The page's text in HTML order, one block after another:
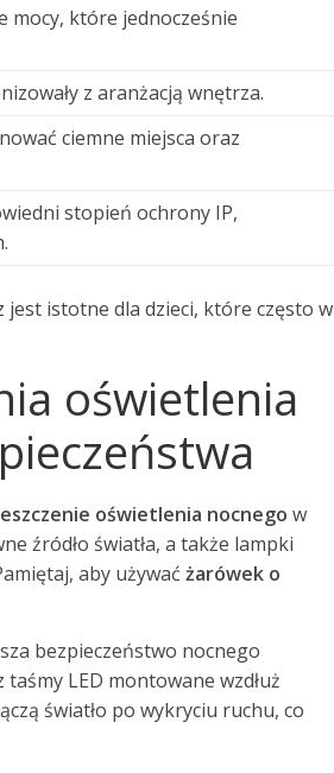
mocy, które jednocześnie
z aranżacją wnętrza.
ciemne miejsca oraz
stopień ochrony IP,
istotne dla dzieci, które często w
oświetlenia
oświetlenia nocnego w
źródło światła, a także lampki
aby używać żarówek o
bezpieczeństwo nocnego
LED montowane wzdłuż
światło po wykryciu ruchu, co